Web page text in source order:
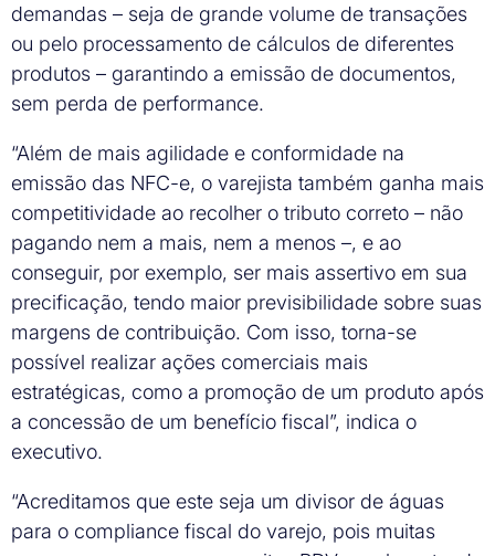
demandas – seja de grande volume de transações
ou pelo processamento de cálculos de diferentes
produtos – garantindo a emissão de documentos,
sem perda de performance.
“Além de mais agilidade e conformidade na
emissão das NFC-e, o varejista também ganha mais
competitividade ao recolher o tributo correto – não
pagando nem a mais, nem a menos –, e ao
conseguir, por exemplo, ser mais assertivo em sua
precificação, tendo maior previsibilidade sobre suas
margens de contribuição. Com isso, torna-se
possível realizar ações comerciais mais
estratégicas, como a promoção de um produto após
a concessão de um benefício fiscal”, indica o
executivo.
“Acreditamos que este seja um divisor de águas
para o compliance fiscal do varejo, pois muitas